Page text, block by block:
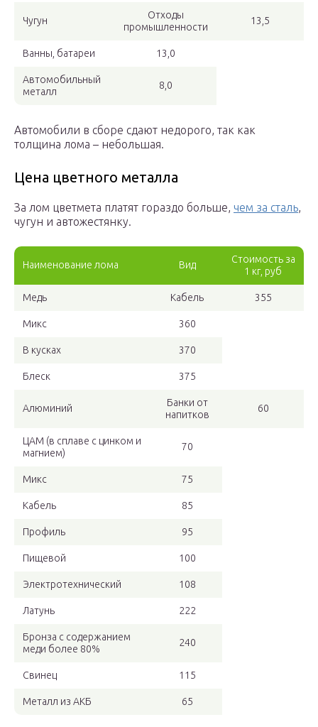
Чугун
Отходы
промышленности
13,5
Ванны, батареи 13,0
Автомобильный
металл
8,0
Автомобили в сборе сдают недорого, так как
толщина лома – небольшая.
Цена цветного металла
За лом цветмета платят гораздо больше, чем за сталь,
чугун и автожестянку.
Наименование лома Вид
Стоимость за
1 кг, руб
Медь Кабель 355
Микс 360
В кусках 370
Блеск 375
Алюминий
Банки от
напитков
60
ЦАМ (в сплаве с цинком и
магнием)
70
Микс 75
Кабель 85
Профиль 95
Пищевой 100
Электротехнический 108
Латунь 222
Бронза с содержанием
меди более 80%
240
Свинец 115
Металл из АКБ 65